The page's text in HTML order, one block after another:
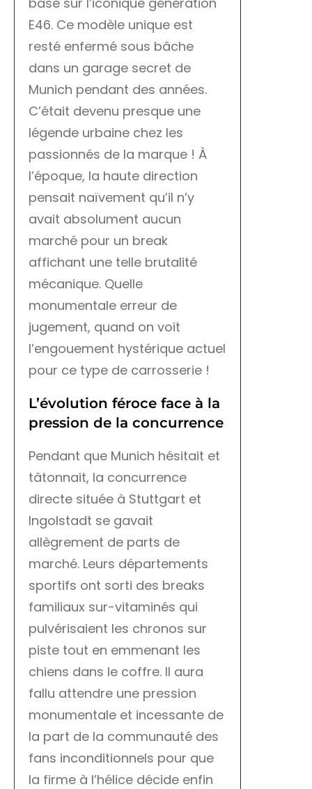
E46. Ce modèle unique est
resté enfermé sous bâche
dans un garage secret de
Munich pendant des années.
C’était devenu presque une
légende urbaine chez les
passionnés de la marque ! À
l’époque, la haute direction
pensait naïvement qu’il n’y
avait absolument aucun
marché pour un break
affichant une telle brutalité
mécanique. Quelle
monumentale erreur de
jugement, quand on voit
l’engouement hystérique actuel
pour ce type de carrosserie !
L’évolution féroce face à la
pression de la concurrence
Pendant que Munich hésitait et
tâtonnait, la concurrence
directe située à Stuttgart et
Ingolstadt se gavait
allègrement de parts de
marché. Leurs départements
sportifs ont sorti des breaks
familiaux sur-vitaminés qui
pulvérisaient les chronos sur
piste tout en emmenant les
chiens dans le coffre. Il aura
fallu attendre une pression
monumentale et incessante de
la part de la communauté des
fans inconditionnels pour que
la firme à l’hélice décide enfin